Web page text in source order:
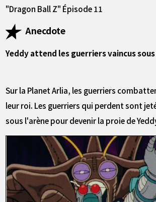
"Dragon Ball Z" Épisode 11
Anecdote
Yeddy attend les guerriers vaincus
Sur la Planet Arlia, les guerriers
leur roi. Les guerriers qui perdent sont
sous l'arène pour devenir la proie de